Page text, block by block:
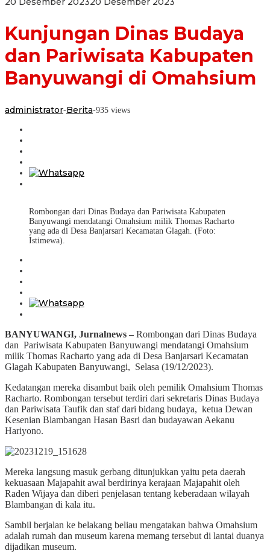
Kunjungan Dinas Budaya
dan Pariwisata Kabupaten
Banyuwangi di Omahsium
administrator-Berita-935 views
Rombongan dari Dinas Budaya dan Pariwisata Kabupaten
Banyuwangi mendatangi Omahsium milik Thomas Racharto
yang ada di Desa Banjarsari Kecamatan Glagah. (Foto:
Istimewa).
BANYUWANGI, Jurnalnews – Rombongan dari Dinas Budaya
dan Pariwisata Kabupaten Banyuwangi mendatangi Omahsium
milik Thomas Racharto yang ada di Desa Banjarsari Kecamatan
Glagah Kabupaten Banyuwangi, Selasa (19/12/2023).
Kedatangan mereka disambut baik oleh pemilik Omahsium Thomas
Racharto. Rombongan tersebut terdiri dari sekretaris Dinas Budaya
dan Pariwisata Taufik dan staf dari bidang budaya, ketua Dewan
Kesenian Blambangan Hasan Basri dan budayawan Aekanu
Hariyono.
Mereka langsung masuk gerbang ditunjukkan yaitu peta daerah
kekuasaan Majapahit awal berdirinya kerajaan Majapahit oleh
Raden Wijaya dan diberi penjelasan tentang keberadaan wilayah
Blambangan di kala itu.
Sambil berjalan ke belakang beliau mengatakan bahwa Omahsium
adalah rumah dan museum karena memang tersebut di lantai duanya
dijadikan museum.